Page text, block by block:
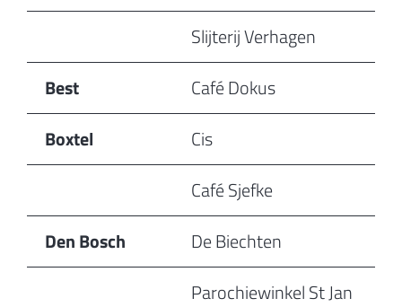
Slijterij Verhagen
Best
Café Dokus
Boxtel
Cis
Café Sjefke
Den Bosch
De Biechten
Parochiewinkel St Jan